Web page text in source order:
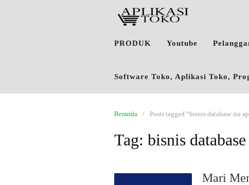
PRODUK Youtube
Software Toko, Aplikasi Toko,
Beranda Posts tagged “bisnis database itu
Tag: bisnis
Mari